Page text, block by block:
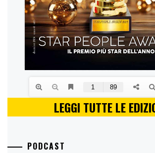
LEGGI TUTTE LE
PODCAST